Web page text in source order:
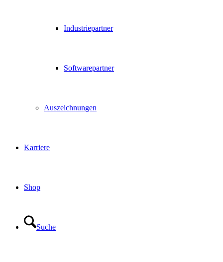
Industriepartner
Softwarepartner
Auszeichnungen
Karriere
Shop
Suche